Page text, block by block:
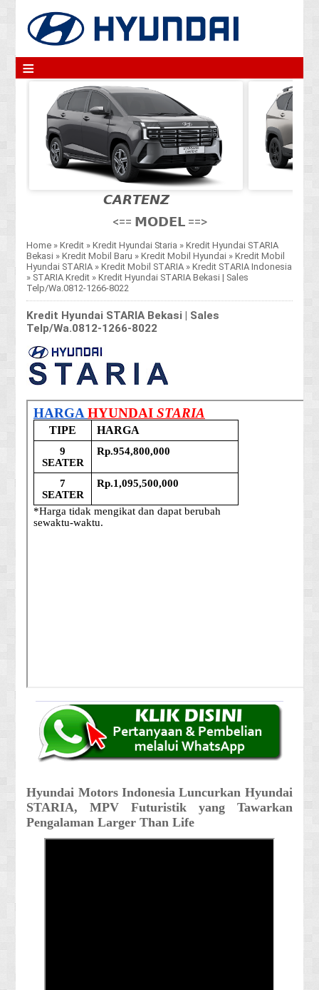
≡
𝘾𝘼𝙍𝙏𝙀𝙉𝙕
<== 𝗠𝗢𝗗𝗘𝗟 ==>
Home »Kredit »Kredit Hyundai Staria »Kredit Hyundai STARIA
Bekasi »Kredit Mobil Baru »Kredit Mobil Hyundai »Kredit Mobil
Hyundai STARIA »Kredit Mobil STARIA »Kredit STARIA Indonesia
» STARIA Kredit »Kredit Hyundai STARIA Bekasi | Sales
Telp/Wa.0812-1266-8022
Kredit Hyundai STARIA Bekasi | Sales
Telp/Wa.0812-1266-8022
Hyundai Motors Indonesia Luncurkan Hyundai
STARIA, MPV Futuristik yang Tawarkan
Pengalaman Larger Than Life